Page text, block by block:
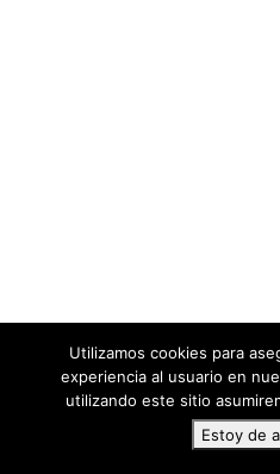
Utilizamos cookies para
experiencia al usuario en
utilizando este sitio
Estoy de